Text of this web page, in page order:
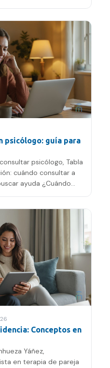
psicólogo: guía para
psicólogo, Tabla
cuándo consultar a
ayuda ¿Cuándo
Conceptos en
Yáñez,
en terapia de pareja